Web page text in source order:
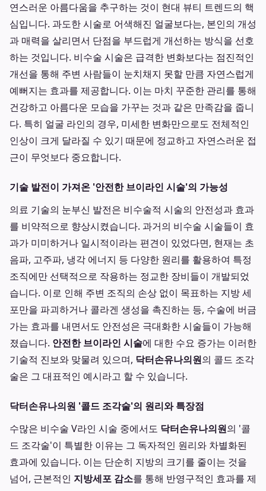
연스러운 아름다움을 추구하는 것이 현대 뷰티 트렌드의 핵
심입니다. 과도한 시술로 어색해진 얼굴보다는, 본인의 개성
과 매력을 살리면서 단점을 부드럽게 개선하는 방식을 선호
하는 것입니다. 비수술 시술은 급격한 변화보다는 점진적인
개선을 통해 주변 사람들이 눈치채지 못할 만큼 자연스럽게
예뻐지는 효과를 제공합니다. 이는 마치 꾸준한 관리를 통해
건강하고 아름다운 모습을 가꾸는 것과 같은 만족감을 줍니
다. 특히 얼굴 라인의 경우, 미세한 변화만으로도 전체적인
인상이 크게 달라질 수 있기 때문에 정교하고 자연스러운 접
근이 무엇보다 중요합니다.
기술 발전이 가져온 '안전한 브이라인 시술'의 가능성
의료 기술의 눈부신 발전은 비수술적 시술의 안전성과 효과
를 비약적으로 향상시켰습니다. 과거의 비수술 시술들이 효
과가 미미하거나 일시적이라는 편견이 있었다면, 현재는 초
음파, 고주파, 냉각 에너지 등 다양한 원리를 활용하여 특정
조직에만 선택적으로 작용하는 정교한 장비들이 개발되었
습니다. 이로 인해 주변 조직의 손상 없이 목표하는 지방 세
포만을 파괴하거나 콜라겐 생성을 촉진하는 등, 수술에 버금
가는 효과를 내면서도 안전성은 극대화한 시술들이 가능해
졌습니다. 안전한 브이라인 시술에 대한 수요 증가는 이러한
기술적 진보와 맞물려 있으며, 닥터손유나의원의 콜드 조각
술은 그 대표적인 예시라고 할 수 있습니다.
닥터손유나의원 '콜드 조각술'의 원리와 특장점
수많은 비수술 V라인 시술 중에서도 닥터손유나의원의 '콜
드 조각술'이 특별한 이유는 그 독자적인 원리와 차별화된
효과에 있습니다. 이는 단순히 지방의 크기를 줄이는 것을
넘어, 근본적인 지방세포 감소를 통해 반영구적인 효과를 제